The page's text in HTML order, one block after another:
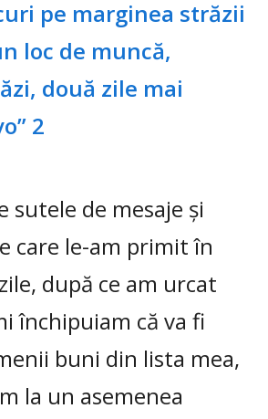
sutele de mesaje și
care le-am primit în
după ce am urcat
închipuiam că va fi
buni din lista mea,
la un asemenea